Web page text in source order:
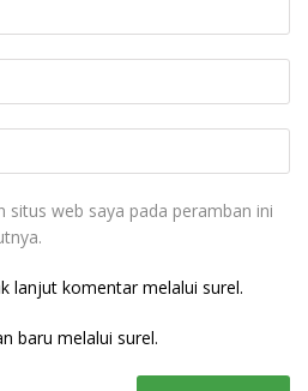
situs web saya pada peramban ini
lanjut komentar melalui surel.
baru melalui surel.